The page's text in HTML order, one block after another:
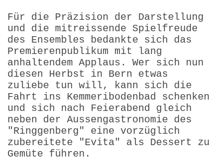
Für die Präzision der Darstellung
und die mitreissende Spielfreude
des Ensembles bedankte sich das
Premierenpublikum mit lang
anhaltendem Applaus. Wer sich nun
diesen Herbst in Bern etwas
zuliebe tun will, kann sich die
Fahrt ins Kemmeribodenbad schenken
und sich nach Feierabend gleich
neben der Aussengastronomie des
"Ringgenberg" eine vorzüglich
zubereitete "Evita" als Dessert zu
Gemüte führen.